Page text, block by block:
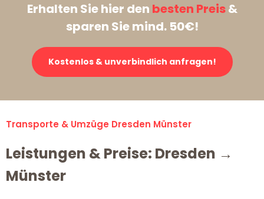
Erhalten Sie hier den besten Preis&
sparen Sie mind. 50€!
Kostenlos & unverbindlich anfragen!
Transporte & Umzüge Dresden Münster
Leistungen & Preise: Dresden →
Münster